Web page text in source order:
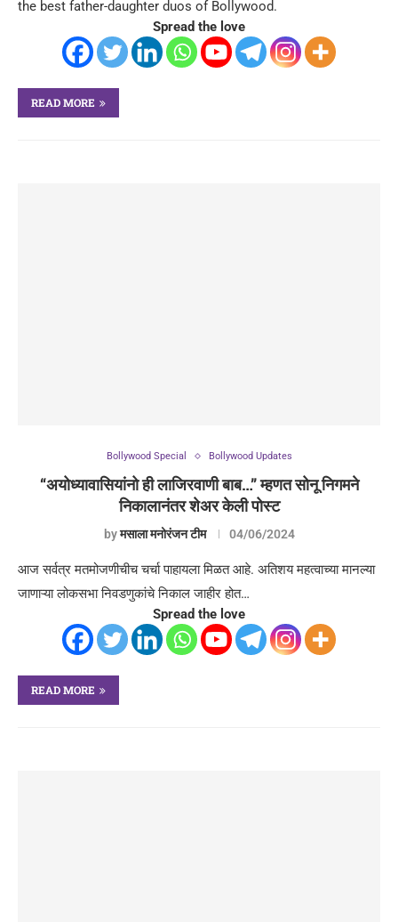
the best father-daughter duos of Bollywood.
Spread the love
READ MORE
Bollywood Special Bollywood Updates
“अयोध्यावासियांनो ही लाजिरवाणी बाब…” म्हणत सोनू निगमने
निकालानंतर शेअर केली पोस्ट
byमसाला मनोरंजन टीम 04/06/2024
आज सर्वत्र मतमोजणीचीच चर्चा पाहायला मिळत आहे. अतिशय महत्वाच्या मानल्या
जाणाऱ्या लोकसभा निवडणुकांचे निकाल जाहीर होत…
Spread the love
READ MORE